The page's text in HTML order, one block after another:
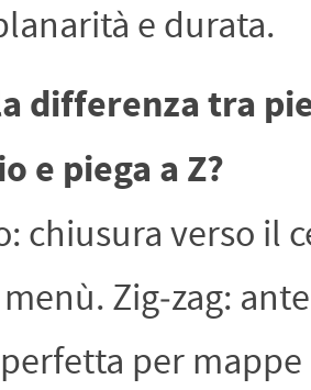
e durata.
differenza tra
e piega a Z?
chiusura verso il
Zig‑zag: ante
per mappe